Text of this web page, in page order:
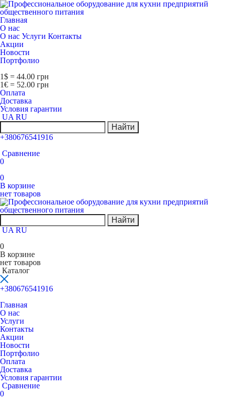
Главная
О нас
О нас Услуги Контакты
Акции
Новости
Портфолио
1$ = 44.00 грн
1€ = 52.00 грн
Оплата
Доставка
Условия гарантии
UA RU
Найти
+380676541916
Сравнение
0
0
В корзине
нет товаров
Найти
UA RU
0
В корзине
нет товаров
Каталог
+380676541916
Главная
О нас
Услуги
Контакты
Акции
Новости
Портфолио
Оплата
Доставка
Условия гарантии
Сравнение
0